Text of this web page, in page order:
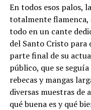
En todos esos palos,
totalmente flamenca,
todo en un cante
del Santo Cristo para
parte final de su
público, que se
rebecas y mangas
diversas muestras de
qué buena es y qué